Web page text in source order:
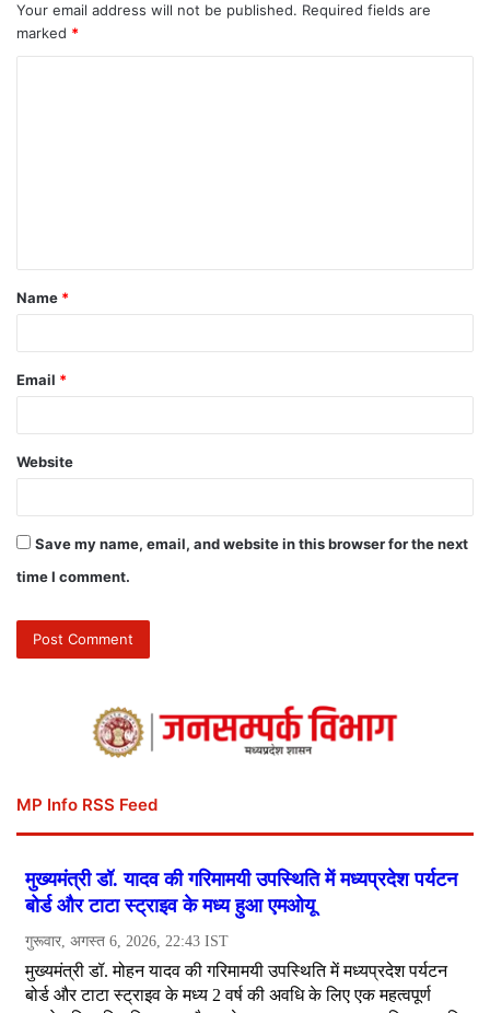
Your email address will not be published. Required fields are
marked *
Name *
Email *
Website
Save my name, email, and website in this browser for the next
time I comment.
MP Info RSS Feed